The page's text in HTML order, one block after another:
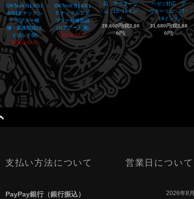
GKTech S13/S1
4/S15 ナックル
アダプター補
修・変換部品(タ
イロッド側)
SOLD OUT
GKTech S14/S1
5 ナックルアダ
プター補修部品
(ロアアーム側)
SOLD OUT
応 アウターリ
ム 15~19イン
チ
28,600円(税2,60
0円)
ペガソ対応 ア
ウターリム 17~
19インチ
31,680円(税2,88
0円)
支払い方法について
PayPay銀行（銀行振込）
営業日について
2026年8月